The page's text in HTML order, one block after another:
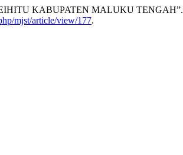
KABUPATEN MALUKU TENGAH”.
mjst/article/view/177.